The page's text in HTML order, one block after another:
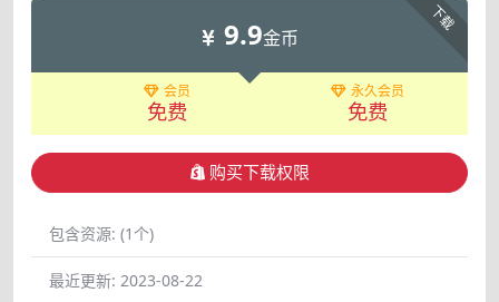
下载
9.9金币
会员
免费
永久会员
免费
购买下载权限
包含资源: (1个)
最近更新: 2023-08-22